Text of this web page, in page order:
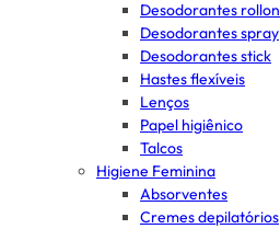
Desodorantes rollon
Desodorantes spray
Desodorantes stick
Hastes flexíveis
Lenços
Papel higiênico
Talcos
Higiene Feminina
Absorventes
Cremes depilatórios